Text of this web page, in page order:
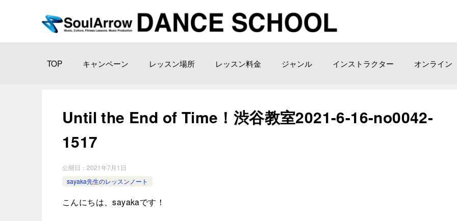
TOP キャンペーン レッスン場所 レッスン料金 ジャンル インストラクター オンライン
Until the End of Time！渋谷教室2021-6-16-no0042-
1517
公開日： 2021年7月1日
sayaka先生のレッスンノート
こんにちは、sayakaです！